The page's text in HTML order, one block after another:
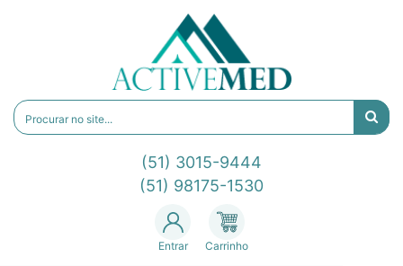
(51) 3015-9444
(51) 98175-1530
Entrar Carrinho